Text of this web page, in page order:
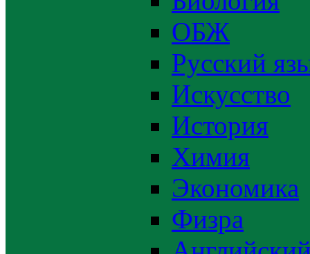
ОБЖ
Русский
Искусство
История
Химия
Экономика
Физра